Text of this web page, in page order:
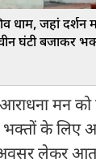
धाम, जहां दर्शन
घंटी बजाकर
मन को
के लिए
लेकर